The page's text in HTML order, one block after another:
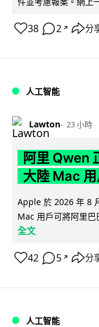
38 2 ↗ 分
人工智能
Lawton 23 小時
阿里 Qwen
大陸 Mac
Apple 於 2026 年 8
Mac 用戶可將阿里
全文
42 5 ↗ 分
人工智能